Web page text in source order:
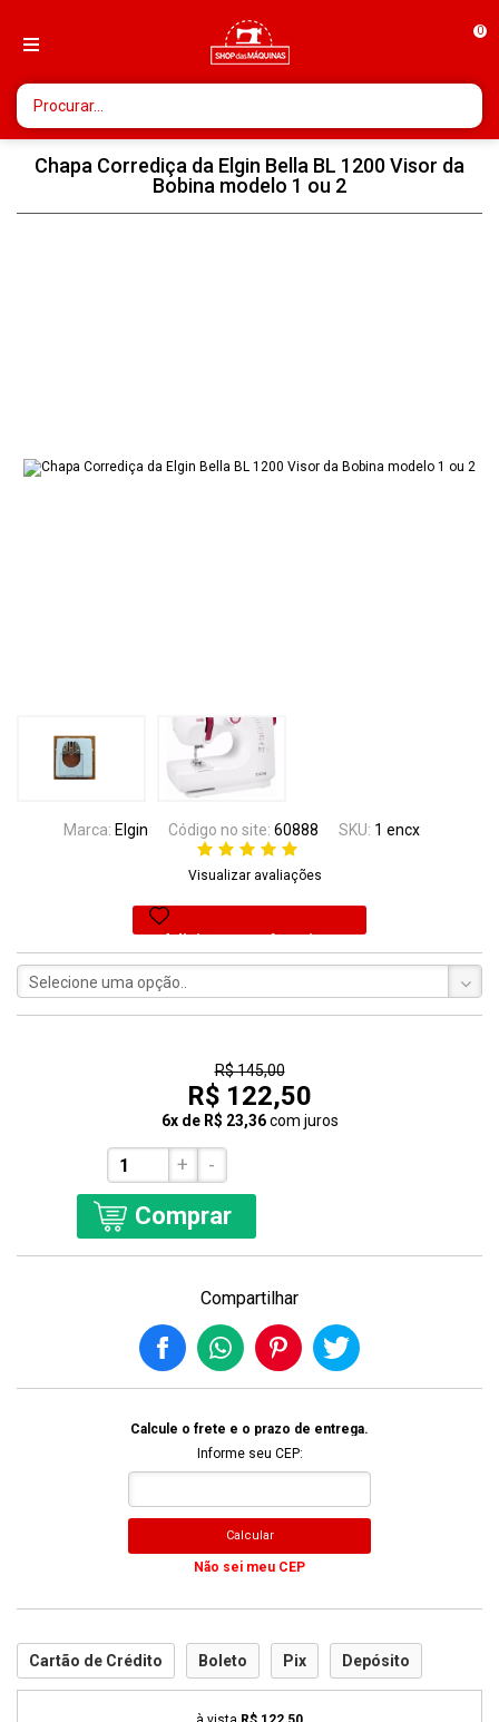
0
Chapa Corrediça da Elgin Bella BL 1200 Visor da
Bobina modelo 1 ou 2
Marca: Elgin Código no site: 60888 SKU: 1 encx
Visualizar avaliações
Adicionar aos favoritos
Selecione uma opção..
R$ 145,00
R$ 122,50
6x de R$ 23,36 com juros
+ -
Comprar
Compartilhar
Calcule o frete e o prazo de entrega.
Informe seu CEP:
Calcular
Não sei meu CEP
Cartão de Crédito Boleto Pix Depósito